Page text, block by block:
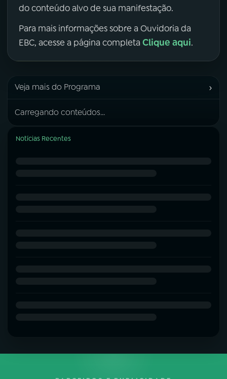
do conteúdo alvo de sua manifestação.
Para mais informações sobre a Ouvidoria da
EBC, acesse a página completa Clique aqui.
Veja mais do Programa ›
Carregando conteúdos...
Notícias Recentes